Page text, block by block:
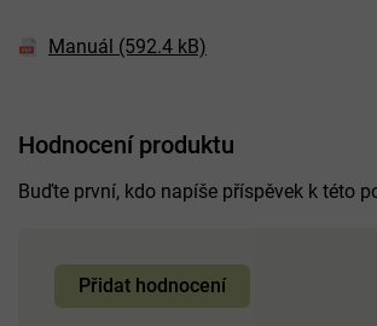
Manuál (592.4 kB)
Hodnocení produktu
Buďte první, kdo napíše příspěvek k této
Přidat hodnocení